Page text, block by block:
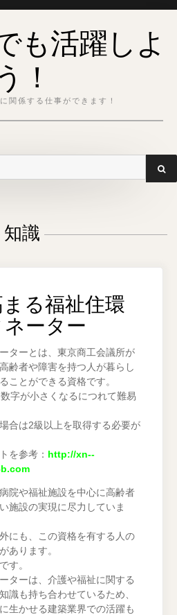
も活躍しよ
！
関係する仕事ができます！
知識
る福祉住環
ーター
ターとは、東京商工会議所が
齢者や障害を持つ人が暮らし
ことができる資格です。
字が小さくなるにつれて難易
合は2級以上を取得する必要が
を参考： http://xn--
院や福祉施設を中心に高齢者
施設の実現に尽力していま
にも、この資格を有する人の
あります。
す。
ターは、介護や福祉に関する
識も持ち合わせているため、
生かせる建築業界での活躍も